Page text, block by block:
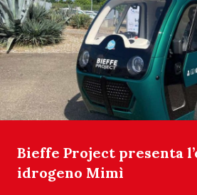
Bieffe Project presenta
idrogeno Mimì